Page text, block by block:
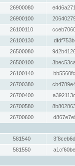
26900080
26900100
26100110
26100130
26500080
26500100
26100140
26700380
26700400
26700580
26700600
581540
581550